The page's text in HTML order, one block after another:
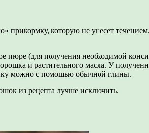
прикормку, которую не унесет
пюре (для получения необходимой
и растительного масла. У
можно с помощью обычной глины.
из рецепта лучше исключить.